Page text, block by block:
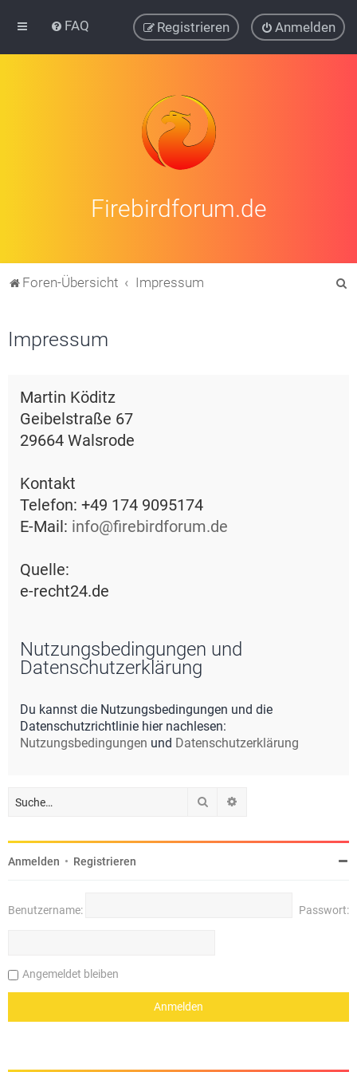
FAQ Anmelden
Registrieren
Firebirdforum.de
Foren-Übersicht Impressum
Impressum
Martin Köditz
Geibelstraße 67
29664 Walsrode
Kontakt
Telefon: +49 174 9095174
E-Mail: info@firebirdforum.de
Quelle:
e-recht24.de
Nutzungsbedingungen und
Datenschutzerklärung
Du kannst die Nutzungsbedingungen und die
Datenschutzrichtlinie hier nachlesen:
Nutzungsbedingungen und Datenschutzerklärung
Suche
Anmelden • Registrieren
Benutzername: Passwort:
Angemeldet bleiben